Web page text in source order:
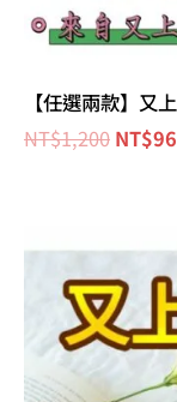
【任選兩款】又
NT$1,200 NT$
價
格：